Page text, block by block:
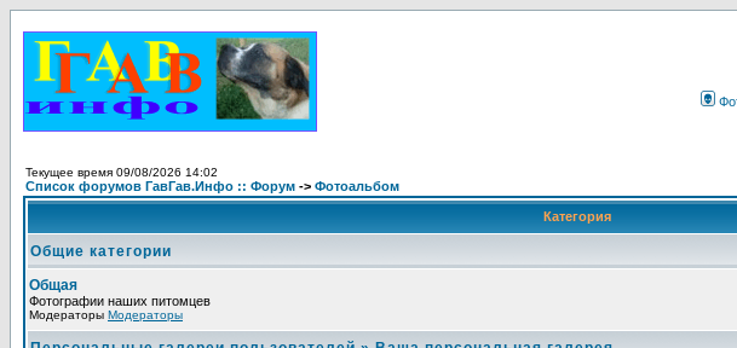
Текущее время 09/08/2026 14:02
Список форумов ГавГав.Инфо :: Форум -> Фотоальбом
Категория
Общие категории
Общая
Фотографии наших питомцев
Модераторы Модераторы